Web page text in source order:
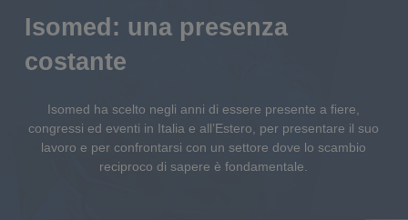
Isomed: una presenza
costante
Isomed ha scelto negli anni di essere presente a fiere,
congressi ed eventi in Italia e all’Estero, per presentare il suo
lavoro e per confrontarsi con un settore dove lo scambio
reciproco di sapere è fondamentale.